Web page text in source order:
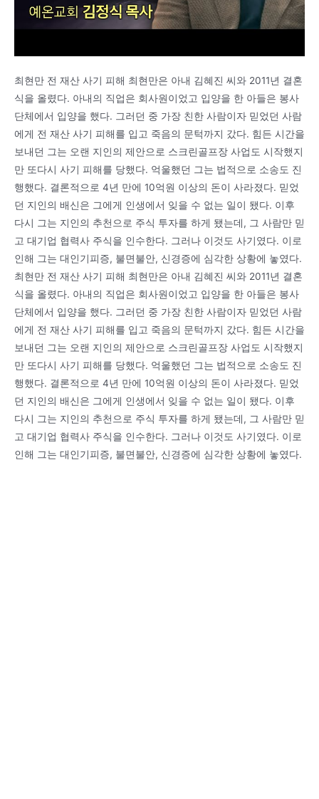
최현만 전 재산 사기 피해 최현만은 아내 김혜진 씨와 2011년 결혼
식을 올렸다. 아내의 직업은 회사원이었고 입양을 한 아들은 봉사
단체에서 입양을 했다. 그러던 중 가장 친한 사람이자 믿었던 사람
에게 전 재산 사기 피해를 입고 죽음의 문턱까지 갔다. 힘든 시간을
보내던 그는 오랜 지인의 제안으로 스크린골프장 사업도 시작했지
만 또다시 사기 피해를 당했다. 억울했던 그는 법적으로 소송도 진
행했다. 결론적으로 4년 만에 10억원 이상의 돈이 사라졌다. 믿었
던 지인의 배신은 그에게 인생에서 잊을 수 없는 일이 됐다. 이후
다시 그는 지인의 추천으로 주식 투자를 하게 됐는데, 그 사람만 믿
고 대기업 협력사 주식을 인수한다. 그러나 이것도 사기였다. 이로
인해 그는 대인기피증, 불면불안, 신경증에 심각한 상황에 놓였다.
최현만 전 재산 사기 피해 최현만은 아내 김혜진 씨와 2011년 결혼
식을 올렸다. 아내의 직업은 회사원이었고 입양을 한 아들은 봉사
단체에서 입양을 했다. 그러던 중 가장 친한 사람이자 믿었던 사람
에게 전 재산 사기 피해를 입고 죽음의 문턱까지 갔다. 힘든 시간을
보내던 그는 오랜 지인의 제안으로 스크린골프장 사업도 시작했지
만 또다시 사기 피해를 당했다. 억울했던 그는 법적으로 소송도 진
행했다. 결론적으로 4년 만에 10억원 이상의 돈이 사라졌다. 믿었
던 지인의 배신은 그에게 인생에서 잊을 수 없는 일이 됐다. 이후
다시 그는 지인의 추천으로 주식 투자를 하게 됐는데, 그 사람만 믿
고 대기업 협력사 주식을 인수한다. 그러나 이것도 사기였다. 이로
인해 그는 대인기피증, 불면불안, 신경증에 심각한 상황에 놓였다.